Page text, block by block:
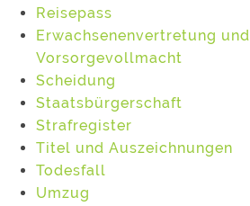
Reisepass
Erwachsenenvertretung und
Vorsorgevollmacht
Scheidung
Staatsbürgerschaft
Strafregister
Titel und Auszeichnungen
Todesfall
Umzug